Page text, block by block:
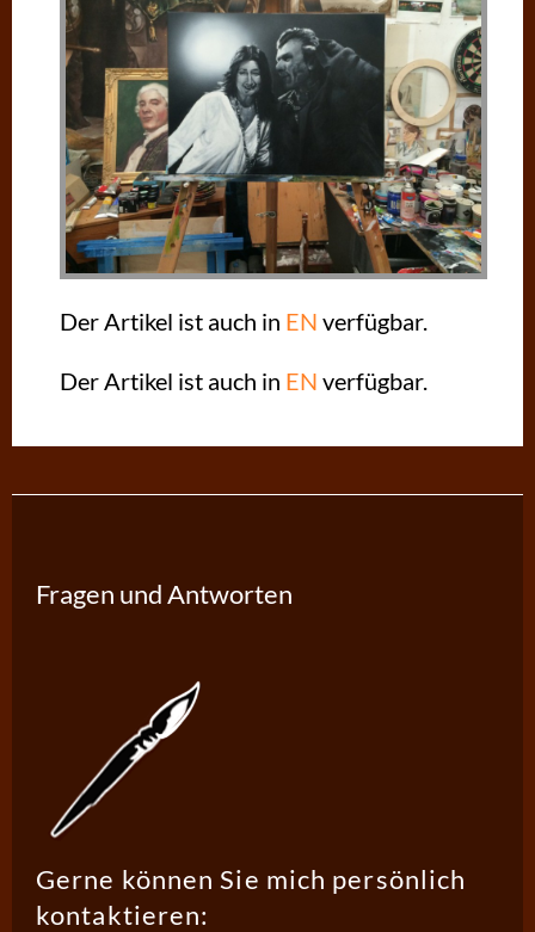
Der Artikel ist auch in EN verfügbar.
Der Artikel ist auch in EN verfügbar.
Fragen und Antworten
Gerne können Sie mich persönlich
kontaktieren: